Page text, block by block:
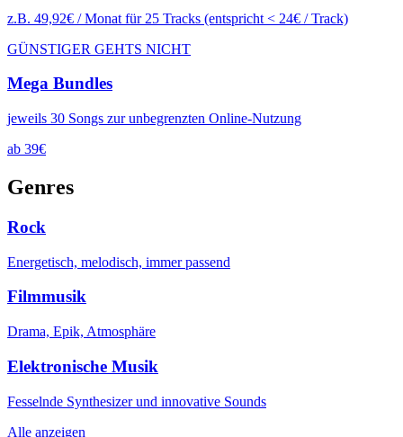
z.B. 49,92€ / Monat für 25 Tracks (entspricht < 24€ / Track)
GÜNSTIGER GEHTS NICHT
Mega Bundles
jeweils 30 Songs zur unbegrenzten Online-Nutzung
ab 39€
Genres
Rock
Energetisch, melodisch, immer passend
Filmmusik
Drama, Epik, Atmosphäre
Elektronische Musik
Fesselnde Synthesizer und innovative Sounds
Alle anzeigen